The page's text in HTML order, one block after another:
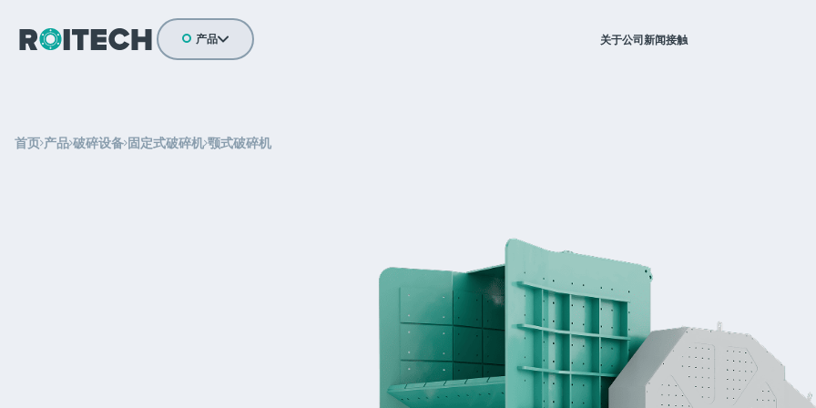
产品
输送机解决方案
关于公司新闻接触
首页 产品 破碎设备 固定式破碎机 颚式破碎机